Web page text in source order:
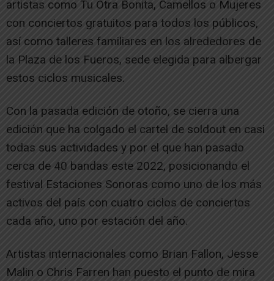
artistas como Tu Otra Bonita, Camellos o Mujeres
con conciertos gratuitos para todos los públicos,
así como talleres familiares en los alrededores de
la Plaza de los Fueros, sede elegida para albergar
estos ciclos musicales.
Con la pasada edición de otoño, se cierra una
edición que ha colgado el cartel de soldout en casi
todas sus actividades y por el que han pasado
cerca de 40 bandas este 2022, posicionando el
festival Estaciones Sonoras como uno de los más
activos del país con cuatro ciclos de conciertos
cada año, uno por estación del año.
Artistas internacionales como Brian Fallon, Jesse
Malin o Chris Farren han puesto el punto de mira